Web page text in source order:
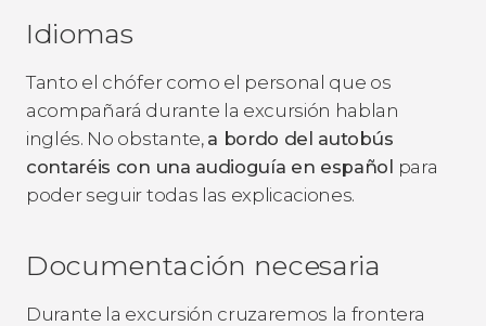
Idiomas
Tanto el chófer como el personal que os
acompañará durante la excursión hablan
inglés. No obstante, a bordo del autobús
contaréis con una audioguía en español para
poder seguir todas las explicaciones.
Documentación necesaria
Durante la excursión cruzaremos la frontera